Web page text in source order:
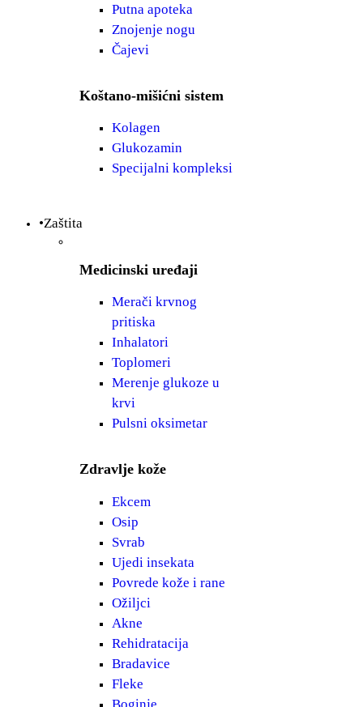
Putna apoteka
Znojenje nogu
Čajevi
Koštano-mišićni sistem
Kolagen
Glukozamin
Specijalni kompleksi
•Zaštita
Medicinski uređaji
Merači krvnog
pritiska
Inhalatori
Toplomeri
Merenje glukoze u
krvi
Pulsni oksimetar
Zdravlje kože
Ekcem
Osip
Svrab
Ujedi insekata
Povrede kože i rane
Ožiljci
Akne
Rehidratacija
Bradavice
Fleke
Boginje